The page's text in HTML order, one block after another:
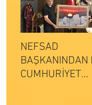
NEFSAD
BAŞKANINDAN
CUMHURİYET